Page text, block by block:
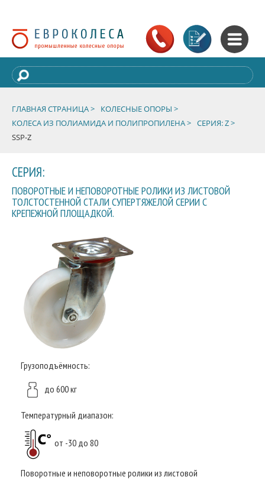
ГЛАВНАЯ СТРАНИЦА >
КОЛЕСНЫЕ ОПОРЫ >
КОЛЕСА ИЗ ПОЛИАМИДА И ПОЛИПРОПИЛЕНА > СЕРИЯ: Z >
SSP-Z
СЕРИЯ:
ПОВОРОТНЫЕ И НЕПОВОРОТНЫЕ РОЛИКИ ИЗ ЛИСТОВОЙ
ТОЛСТОСТЕННОЙ СТАЛИ СУПЕРТЯЖЕЛОЙ СЕРИИ С
КРЕПЕЖНОЙ ПЛОЩАДКОЙ.
Грузоподъёмность:
до 600 кг
Температурный диапазон:
от -30 до 80
Поворотные и неповоротные ролики из листовой